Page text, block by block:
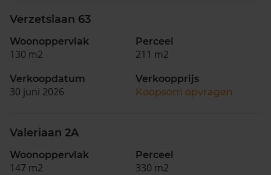
Verzetslaan 63
Woonoppervlak
130 m2
Perceel
211 m2
Verkoopdatum
30 juni 2026
Verkoopprijs
Koopsom opvragen
Valeriaan 2A
Woonoppervlak
147 m2
Perceel
330 m2